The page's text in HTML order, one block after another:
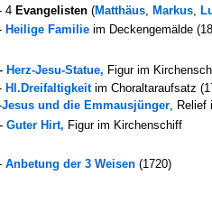
4 Evangelisten (Matthäus, Markus,
Heilige Familie im Deckengemälde
Herz-Jesu-Statue, Figur im
Hl.Dreifaltigkeitim Choraltaraufsatz
Jesus und die Emmausjünger, Relief
Guter Hirt, Figur im Kirchenschiff
Anbetung der 3 Weisen (1720)